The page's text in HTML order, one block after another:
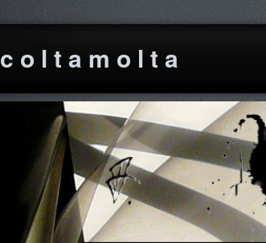
c o l t a m o l t a